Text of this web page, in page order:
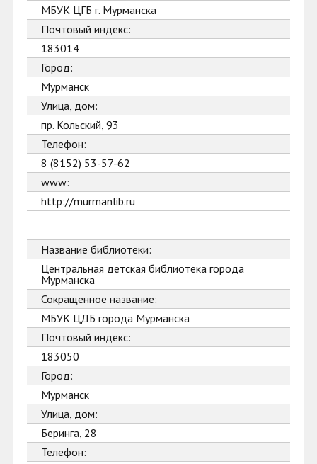
МБУК ЦГБ г. Мурманска
Почтовый индекс:
183014
Город:
Мурманск
Улица, дом:
пр. Кольский, 93
Телефон:
8 (8152) 53-57-62
www:
http://murmanlib.ru
Название библиотеки:
Центральная детская библиотека города
Мурманска
Сокращенное название:
МБУК ЦДБ города Мурманска
Почтовый индекс:
183050
Город:
Мурманск
Улица, дом:
Беринга, 28
Телефон: